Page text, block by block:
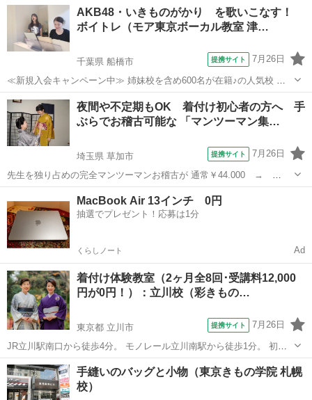
ります また当校もマンツーマンお...
埼玉 新座市
AKB48・いきものがかり を歌いこなす！
ボイトレ（モア東京ボーカル教室 津…
千葉県 船橋市 提携サイト 7月26日
≪新規入会キャンペーン中≫ 姉妹校を含め600名が在籍♪の人気校 講
師が30名も所属♪ （いろんな講師から学べる！） たった30分の体験レ
ッスンで「歌のコツ」をお教えします♪ 今なら♪「体験レッスン 500
円！」 ＊3...
千葉 船橋市 ボーカル
夜間や不定期もOK 着付け初心者の方へ 手
ぶらでお稽古可能な 「マンツーマン集…
埼玉県 草加市 提携サイト 7月26日
先生を独り占めの完全マンツーマンお稽古が 通常￥44.000 →
￥19.800(90分×全8回) 着物の着付けはもちろんですが！大切な体型の
補正の基礎から 綺麗に着られるコツ♪更に、わかりにくい着物の知識
や 帯・小物合わ...
草加市 着付け
MacBook Air 13インチ 0円
抽選でプレゼント！応募は1分
くらしノート Ad
着付け体験教室（2ヶ月全8回･受講料12,000
円が0円！）：立川校（彩きもの…
東京都 立川市 提携サイト 7月26日
JR立川駅南口から徒歩4分。 モノレール立川南駅から徒歩1分。 初心
者のための「受講料無料の着付体験教室（2ヶ月全8回）」 先着5名様
に無料受講券プレゼント！ ＜募集日程＞ ・2026年 9月28日（月） ・
2026...
東京 立川市 着付け
手縫いのバッグと小物（東京きもの学院 札幌
校）